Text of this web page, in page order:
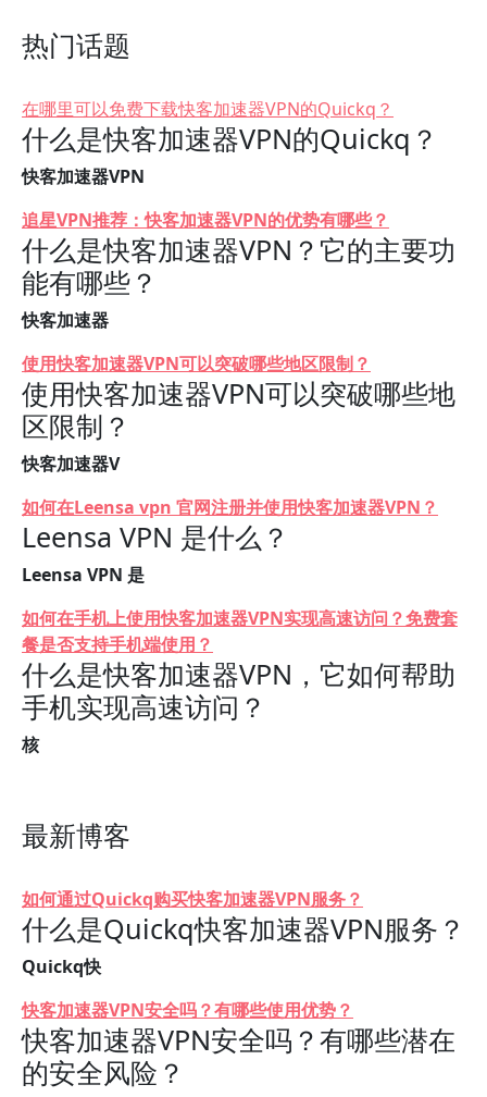
热门话题
在哪里可以免费下载快客加速器VPN的Quickq？
什么是快客加速器VPN的Quickq？
快客加速器VPN
追星VPN推荐：快客加速器VPN的优势有哪些？
什么是快客加速器VPN？它的主要功
能有哪些？
快客加速器
使用快客加速器VPN可以突破哪些地区限制？
使用快客加速器VPN可以突破哪些地
区限制？
快客加速器V
如何在Leensa vpn 官网注册并使用快客加速器VPN？
Leensa VPN 是什么？
Leensa VPN 是
如何在手机上使用快客加速器VPN实现高速访问？免费套
餐是否支持手机端使用？
什么是快客加速器VPN，它如何帮助
手机实现高速访问？
核
最新博客
如何通过Quickq购买快客加速器VPN服务？
什么是Quickq快客加速器VPN服务？
Quickq快
快客加速器VPN安全吗？有哪些使用优势？
快客加速器VPN安全吗？有哪些潜在
的安全风险？